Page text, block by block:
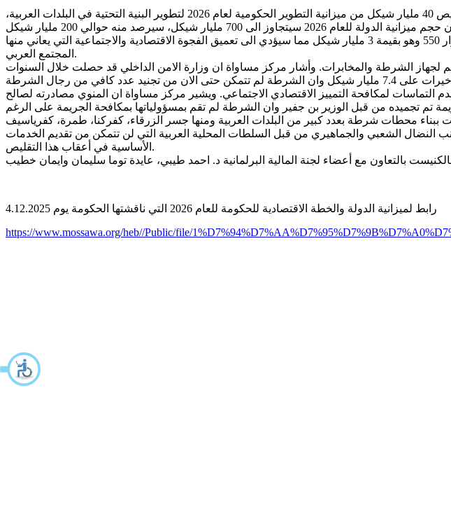
توجهت الوحدة الاقتصادية الاجتماعي في مركز مساواة اليوم الأربعاء الى وزراء الحكومة وطالبهم بتخصيص 40 مليار شيكل من ميزانية التطوير الحكومية لعام 2026 لتطوير البنية التحتية في البلدات العربية،
وذلك قبل مناقشة اقتراح الميزانية يوم الخميس 4.12.2024 المقدم من قبل وزارة المالية. وأشار المركز ان حجم ميزانية الدولة للعام 2026 سيتجاوز الى 700 مليار شيكل، سيرصد منه حوالي 200 مليار شيكل
لتطوير البنية التحتية. وأشار مركز مساواة ان الحكومة تنوي الغاء ما رصد للمجتمع العربي حسب القرار 550 وهو بقيمة 3 مليار شيكل مما سيؤدي الى تعميق الفجوة الاقتصادية والاجتماعية التي يعاني منها
المجتمع العربي.
المدنية ماي جولان تقترح السيطرة على 3 مليار شيكل تم رصدهم حسب القرار 550 وتحويلهم لجهاز الشرطة والمخابرات. وأشار مركز مساواة ان وزارة الامن الداخلي قد حصلت خلال السنوات
من ميزانية الدولة منذ عام 1999 ويتابع توزيع الميزانية ويقدم التماسات لمكافحة التمييز الاقتصادي الاجتماعي. ويشير مركز مساواة ان المنوي مصادرته لصالح
ميزانية التطوير الحكومية. وأشار المركز ان قرار الحكومة 549 لمكافحة الجريمة تم تجميده من قبل الوزير بن جفير وان الشرطة لم تقم بمسؤولياتها بمكافحة الجريمة على الرغم
النضال الشعبي والجماهيري من قبل السلطات المحلية العربية التي لن تتمكن من تقديم الخدمات
الأساسية في أعقاب هذا التقليص.
https://www.mossawa.org/heb//Public/file/